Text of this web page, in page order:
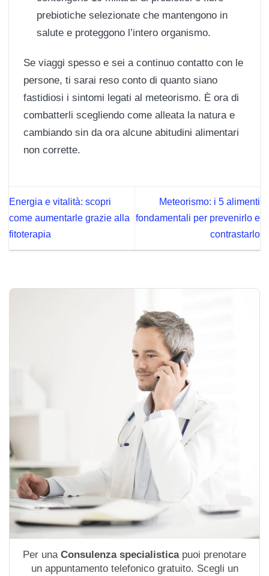
prebiotiche selezionate che mantengono in
salute e proteggono l’intero organismo.
Se viaggi spesso e sei a continuo contatto con le
persone, ti sarai reso conto di quanto siano
fastidiosi i sintomi legati al meteorismo. È ora di
combatterli scegliendo come alleata la natura e
cambiando sin da ora alcune abitudini alimentari
non corrette.
Energia e vitalità: scopri
come aumentarle grazie alla
fitoterapia
Meteorismo: i 5 alimenti
fondamentali per prevenirlo e
contrastarlo
Per una Consulenza specialisticapuoi prenotare
un appuntamento telefonico gratuito. Scegli un